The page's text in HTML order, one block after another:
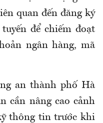
quan đến đăng ký
để chiếm đoạt
ngân hàng, mã
an thành phố Hà
cần nâng cao cảnh
thông tin trước khi